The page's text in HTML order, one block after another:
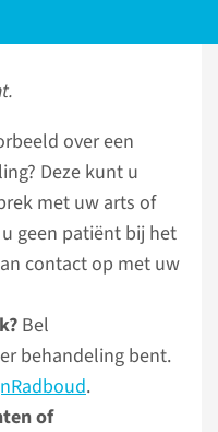
over een
Deze kunt u
met uw arts of
geen patiënt bij het
contact op met uw
Bel
behandeling bent.
.
of